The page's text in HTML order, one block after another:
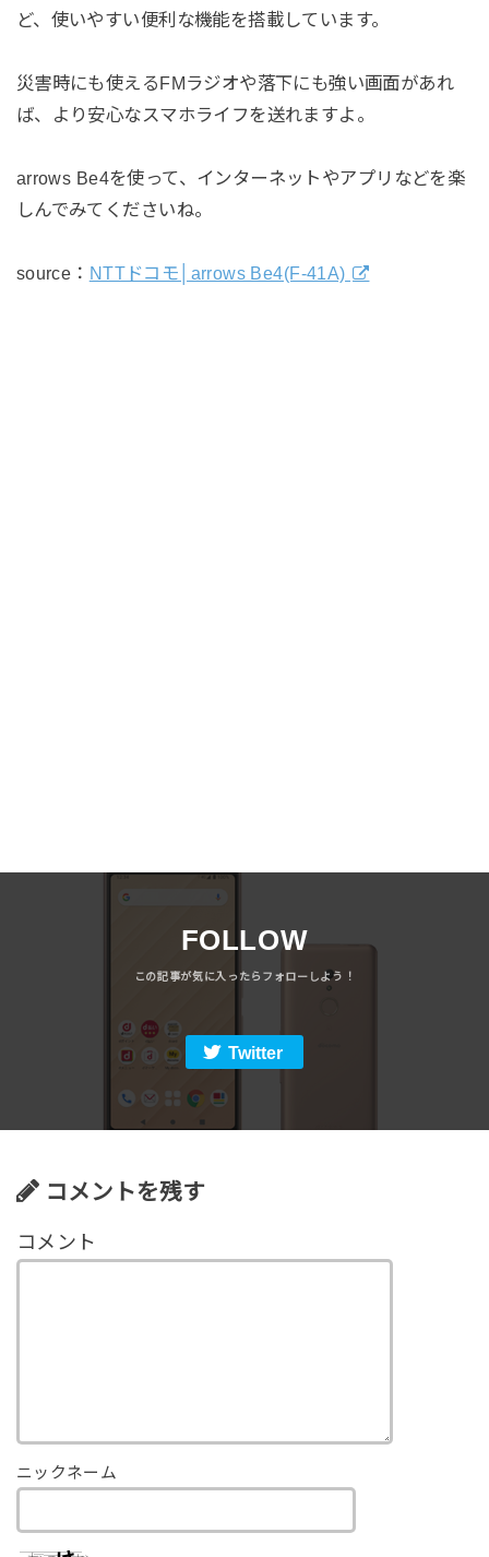
ど、使いやすい便利な機能を搭載しています。
災害時にも使えるFMラジオや落下にも強い画面があれ
ば、より安心なスマホライフを送れますよ。
arrows Be4を使って、インターネットやアプリなどを楽
しんでみてくださいね。
source： NTTドコモ│arrows Be4(F-41A)
FOLLOW
Twitter
コメントを残す
ニックネーム